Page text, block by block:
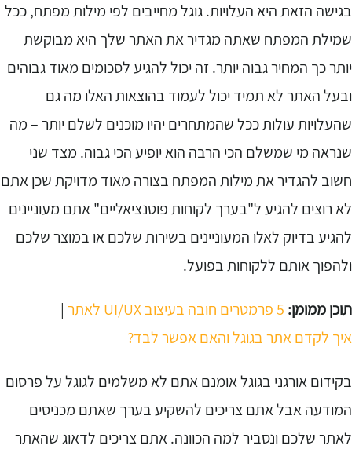
הזאת היא העלויות. גוגל מחייבים לפי מילות מפתח, ככל
המפתח שאתה מגדיר את האתר שלך היא מבוקשת
כך המחיר גבוה יותר. זה יכול להגיע לסכומים מאוד גבוהים
האתר לא תמיד יכול לעמוד בהוצאות האלו מה גם
עולות ככל שהמתחרים יהיו מוכנים לשלם יותר – מה
מי שמשלם הכי הרבה הוא יופיע הכי גבוה. מצד שני
להגדיר את מילות המפתח בצורה מאוד מדויקת שכן אתם
רוצים להגיע ל"בערך לקוחות פוטנציאליים" אתם מעוניינים
בדיוק לאלו המעוניינים בשירות שלכם או במוצר שלכם
אותם ללקוחות בפועל.
ממומן: 5 פרמטרים חובה בעיצוב UI/UX לאתר
|
לקדם אתר בגוגל והאם אפשר לבד?
אורגני בגוגל אומנם אתם לא משלמים לגוגל על פרסום
אבל אתם צריכים להשקיע בערך שאתם מכניסים
שלכם ונסביר למה הכוונה. אתם צריכים לדאוג שהאתר